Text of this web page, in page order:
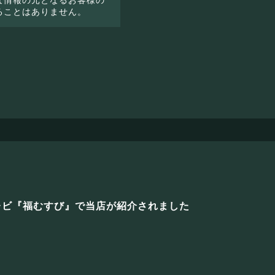
とはありません。
ビ『福むすび』で当店が紹介されました